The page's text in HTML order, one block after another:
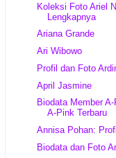
Koleksi Foto Ariel
Lengkapnya
Ariana Grande
Ari Wibowo
Profil dan Foto
April Jasmine
Biodata Member
A-Pink Terbaru
Annisa Pohan:
Biodata dan Foto